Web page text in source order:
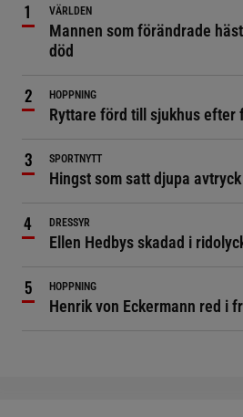
VÄRLDEN
Mannen som förändrade
död
HOPPNING
Ryttare förd till sjukhus efter
SPORTNYTT
Hingst som satt djupa
DRESSYR
Ellen Hedbys skadad i
HOPPNING
Henrik von Eckermann red i